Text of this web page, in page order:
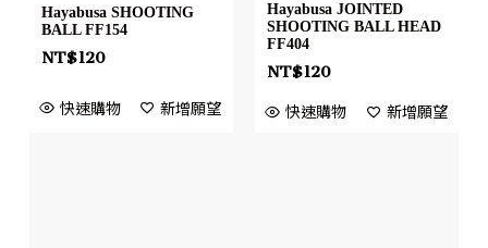
Hayabusa SHOOTING
BALL FF154
NT$120
快速購物 新增願望
Hayabusa JOINTED
SHOOTING BALL HEAD
FF404
NT$120
快速購物 新增願望